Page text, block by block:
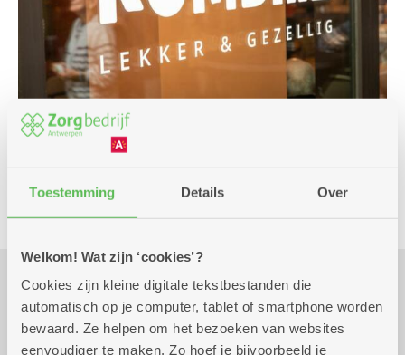
Toestemming Details Over
Welkom! Wat zijn ‘cookies’?
Cookies zijn kleine digitale tekstbestanden die
automatisch op je computer, tablet of smartphone worden
bewaard. Ze helpen om het bezoeken van websites
eenvoudiger te maken. Zo hoef je bijvoorbeeld je
Culinair Kombine
Praktisch